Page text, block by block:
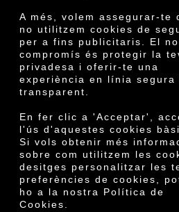
A més, volem assegurar-te
no utilitzem cookies de
per a fins publicitaris. El
compromís és protegir la
privadesa i oferir-te una
experiència en línia segura
transparent.
En fer clic a 'Acceptar',
l'ús d'aquestes cookies
Si vols obtenir més
sobre com utilitzem les
desitges personalitzar les
preferències de cookies,
ho a la nostra Política de
Cookies.
Cooperativa Agrícola de
Avís legal ·
Política de privacitat